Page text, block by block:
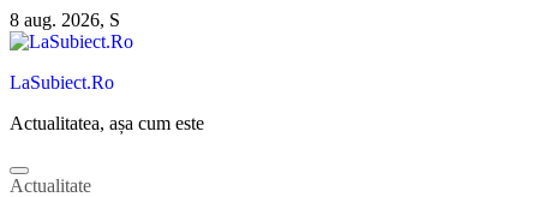
Sari
la
8 aug. 2026, S
LaSubiect.Ro
Actualitatea, așa cum este
Actualitate